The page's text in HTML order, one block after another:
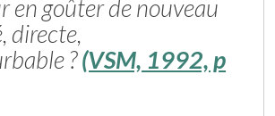
en goûter de nouveau
directe,
?(VSM, 1992, p